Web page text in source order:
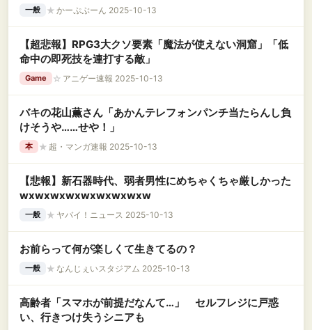
一般 ★ かーぷぶーん 2025-10-13
【超悲報】RPG3大クソ要素「魔法が使えない洞窟」「低
命中の即死技を連打する敵」
Game ☆ アニゲー速報 2025-10-13
バキの花山薫さん「あかんテレフォンパンチ当たらんし負
けそうや……せや！」
本 ★ 超・マンガ速報 2025-10-13
【悲報】新石器時代、弱者男性にめちゃくちゃ厳しかった
wxwxwxwxwxwxwxwxw
一般 ★ ヤバイ！ニュース 2025-10-13
お前らって何が楽しくて生きてるの？
一般 ★ なんじぇいスタジアム 2025-10-13
高齢者「スマホが前提だなんて…」 セルフレジに戸惑
い、行きつけ失うシニアも